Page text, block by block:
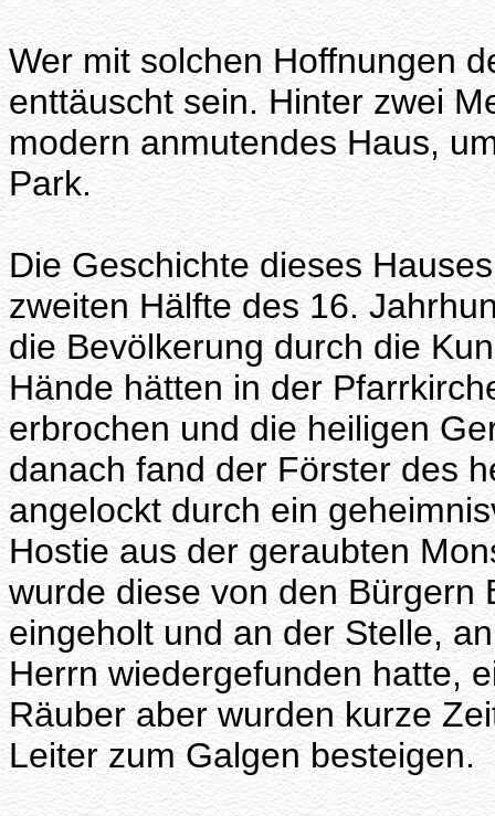
Wer mit solchen Hoffnungen
enttäuscht sein. Hinter zwei
modern anmutendes Haus,
Park.
Die Geschichte dieses
zweiten Hälfte des 16.
die Bevölkerung durch die
Hände hätten in der
erbrochen und die heiligen
danach fand der Förster des
angelockt durch ein
Hostie aus der geraubten
wurde diese von den Bürgern
eingeholt und an der Stelle,
Herrn wiedergefunden hatte,
Räuber aber wurden kurze
Leiter zum Galgen besteigen.